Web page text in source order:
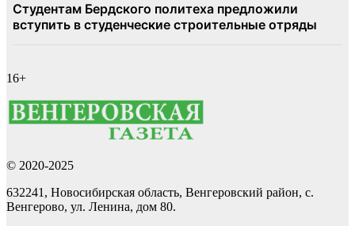
16+
© 2020-2025
632241, Новосибирская область, Венгеровский район, с.
Венгерово, ул. Ленина, дом 80.